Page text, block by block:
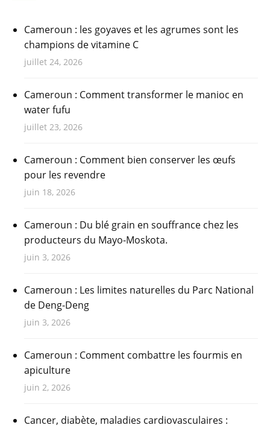
Cameroun : les goyaves et les agrumes sont les
champions de vitamine C
juillet 24, 2026
Cameroun : Comment transformer le manioc en
water fufu
juillet 23, 2026
Cameroun : Comment bien conserver les œufs
pour les revendre
juin 18, 2026
Cameroun : Du blé grain en souffrance chez les
producteurs du Mayo-Moskota.
juin 3, 2026
Cameroun : Les limites naturelles du Parc National
de Deng-Deng
juin 3, 2026
Cameroun : Comment combattre les fourmis en
apiculture
juin 2, 2026
Cancer, diabète, maladies cardiovasculaires :